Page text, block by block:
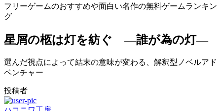
フリーゲームのおすすめや面白い名作の無料ゲームランキン
グ
星屑の柩は灯を紡ぐ ―誰が為の灯―
選んだ視点によって結末の意味が変わる、解釈型ノベルアド
ベンチャー
投稿者